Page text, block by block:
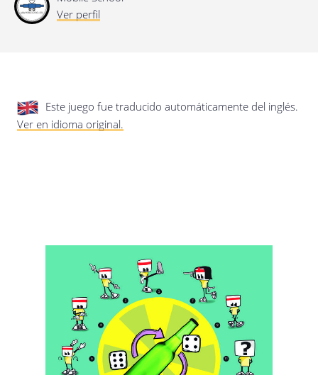
Ver perfil
Este juego fue traducido automáticamente del inglés.
Ver en idioma original.